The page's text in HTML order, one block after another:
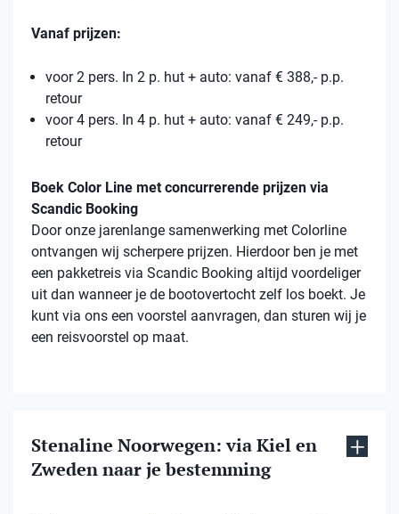
Vanaf prijzen:
voor 2 pers. In 2 p. hut + auto: vanaf € 388,- p.p.
retour
voor 4 pers. In 4 p. hut + auto: vanaf € 249,- p.p.
retour
Boek Color Line met concurrerende prijzen via
Scandic Booking
Door onze jarenlange samenwerking met Colorline
ontvangen wij scherpere prijzen. Hierdoor ben je met
een pakketreis via Scandic Booking altijd voordeliger
uit dan wanneer je de bootovertocht zelf los boekt. Je
kunt via ons een voorstel aanvragen, dan sturen wij je
een reisvoorstel op maat.
Stenaline Noorwegen: via Kiel en
Zweden naar je bestemming